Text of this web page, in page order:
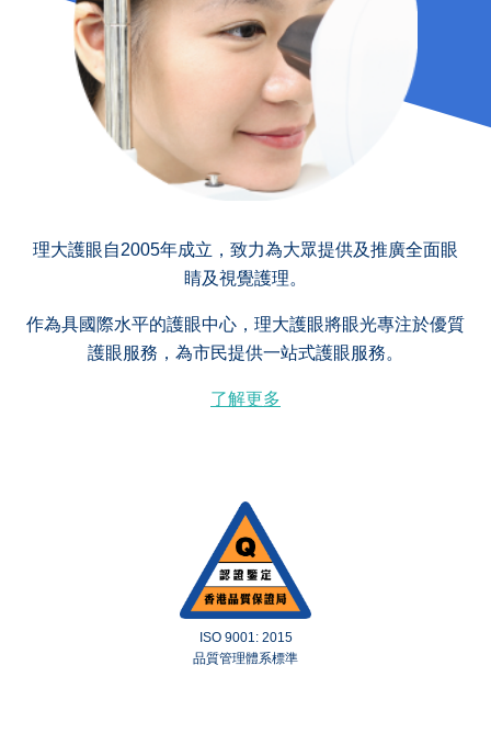
理大護眼自2005年成立，致力為大眾提供及推廣全面眼
睛及視覺護理。
作為具國際水平的護眼中心，理大護眼將眼光專注於優質
護眼服務，為市民提供一站式護眼服務。
了解更多
ISO 9001: 2015
品質管理體系標準